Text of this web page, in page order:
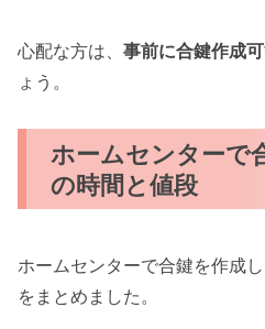
心配な方は、 事前に合鍵作成
ょう。
ホームセンターで
の時間と値段
ホームセンターで合鍵を作成
をまとめました。